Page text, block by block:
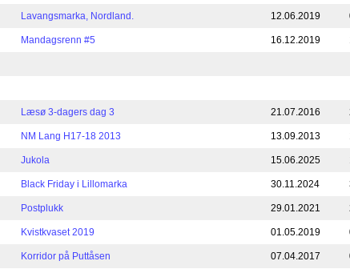
Lavangsmarka, Nordland. 12.06.2019
Mandagsrenn #5 16.12.2019
Læsø 3-dagers dag 3 21.07.2016
NM Lang H17-18 2013 13.09.2013
Jukola 15.06.2025
Black Friday i Lillomarka 30.11.2024
Postplukk 29.01.2021
Kvistkvaset 2019 01.05.2019
Korridor på Puttåsen 07.04.2017